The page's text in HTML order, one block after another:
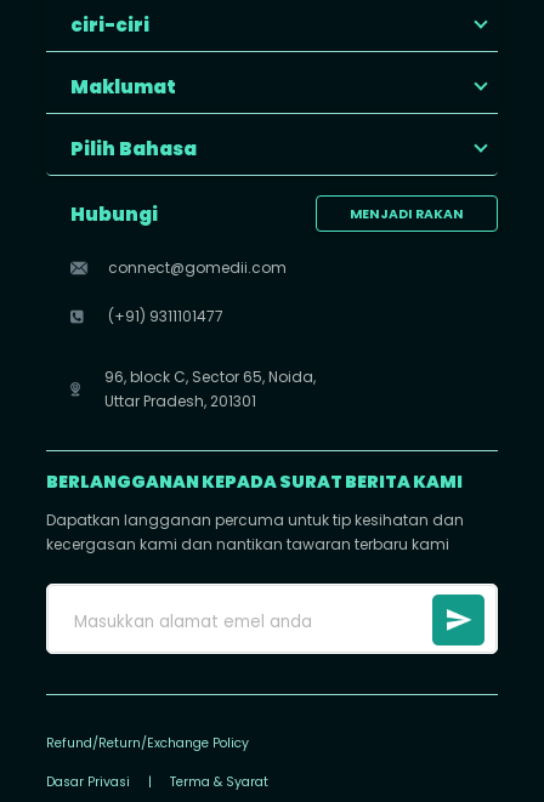
ciri-ciri
Maklumat
Pilih Bahasa
MENJADI RAKAN
Hubungi
connect@gomedii.com
(+91) 9311101477
96, block C, Sector 65, Noida,
Uttar Pradesh, 201301
BERLANGGANAN KEPADA SURAT BERITA KAMI
Dapatkan langganan percuma untuk tip kesihatan dan
kecergasan kami dan nantikan tawaran terbaru kami
Refund/Return/Exchange Policy
Dasar Privasi | Terma & Syarat